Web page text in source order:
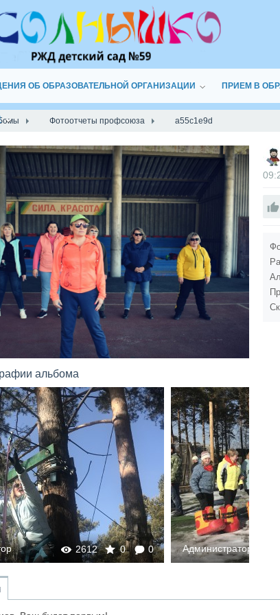
ОБ ОБРАЗОВАТЕЛЬНОЙ ОРГАНИЗАЦИИ ПРИЕМ В
Фотоотчеты профсоюза a55c1e9d
альбома
2612 0 0 Администратор